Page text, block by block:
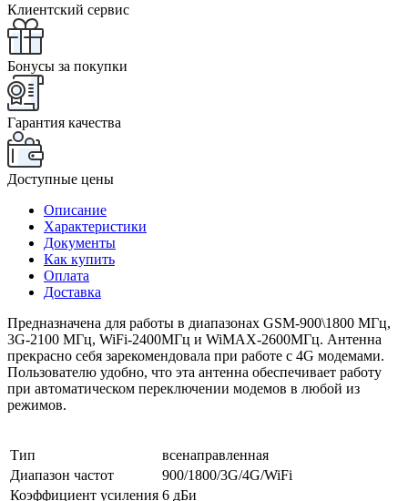
Клиентский сервис
Бонусы за покупки
Гарантия качества
Доступные цены
Описание
Характеристики
Документы
Как купить
Оплата
Доставка
Предназначена для работы в диапазонах GSM-900\1800 МГц,
3G-2100 МГц, WiFi-2400МГц и WiMAX-2600МГц. Антенна
прекрасно себя зарекомендовала при работе с 4G модемами.
Пользователю удобно, что эта антенна обеспечивает работу
при автоматическом переключении модемов в любой из
режимов.
Тип
всенаправленная
Диапазон частот
900/1800/3G/4G/WiFi
Коэффициент усиления 6 дБи